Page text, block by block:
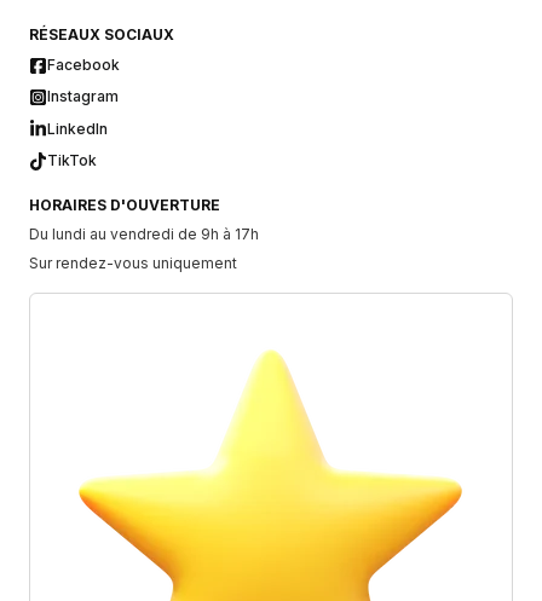
RÉSEAUX SOCIAUX
Facebook
Instagram
LinkedIn
TikTok
HORAIRES D'OUVERTURE
Du lundi au vendredi de 9h à 17h
Sur rendez-vous uniquement